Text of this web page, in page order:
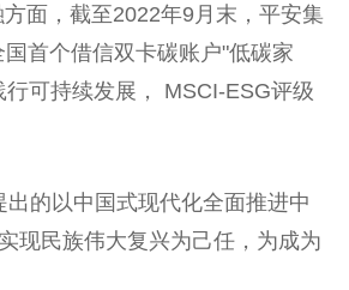
方面，截至2022年9月末， 平安集
首个借信双卡碳账户"低碳家
可持续发展， MSCI-ESG评级
出的以中国式现代化全面推进中
实现民族伟大复兴为己任，为成为